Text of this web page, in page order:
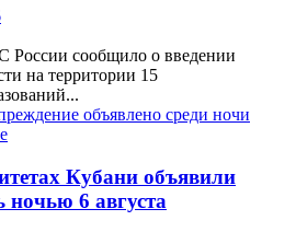
России сообщило о введении
на территории 15
Кубани объявили
6 августа